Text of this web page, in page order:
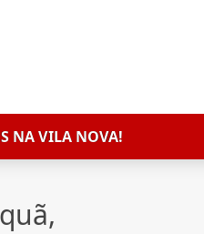
NA VILA NOVA!